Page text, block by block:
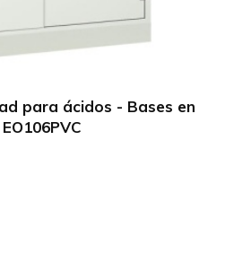
para ácidos - Bases en